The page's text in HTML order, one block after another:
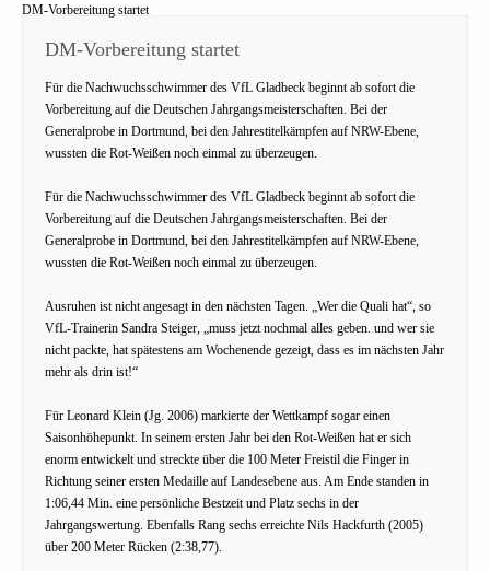
DM-Vorbereitung startet
DM-Vorbereitung startet
Für die Nachwuchsschwimmer des VfL Gladbeck beginnt ab sofort die
Vorbereitung auf die Deutschen Jahrgangsmeisterschaften. Bei der
Generalprobe in Dortmund, bei den Jahrestitelkämpfen auf NRW-Ebene,
wussten die Rot-Weißen noch einmal zu überzeugen.
Für die Nachwuchsschwimmer des VfL Gladbeck beginnt ab sofort die
Vorbereitung auf die Deutschen Jahrgangsmeisterschaften. Bei der
Generalprobe in Dortmund, bei den Jahrestitelkämpfen auf NRW-Ebene,
wussten die Rot-Weißen noch einmal zu überzeugen.
Ausruhen ist nicht angesagt in den nächsten Tagen. „Wer die Quali hat“, so
VfL-Trainerin Sandra Steiger, „muss jetzt nochmal alles geben. und wer sie
nicht packte, hat spätestens am Wochenende gezeigt, dass es im nächsten Jahr
mehr als drin ist!“
Für Leonard Klein (Jg. 2006) markierte der Wettkampf sogar einen
Saisonhöhepunkt. In seinem ersten Jahr bei den Rot-Weißen hat er sich
enorm entwickelt und streckte über die 100 Meter Freistil die Finger in
Richtung seiner ersten Medaille auf Landesebene aus. Am Ende standen in
1:06,44 Min. eine persönliche Bestzeit und Platz sechs in der
Jahrgangswertung. Ebenfalls Rang sechs erreichte Nils Hackfurth (2005)
über 200 Meter Rücken (2:38,77).